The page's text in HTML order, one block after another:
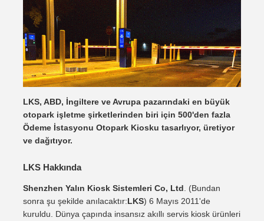
LKS, ABD, İngiltere ve Avrupa pazarındaki en büyük
otopark işletme şirketlerinden biri için 500'den fazla
Ödeme İstasyonu Otopark Kiosku tasarlıyor, üretiyor
ve dağıtıyor.
LKS Hakkında
Shenzhen Yalın Kiosk Sistemleri Co, Ltd . (Bundan
sonra şu şekilde anılacaktır:LKS) 6 Mayıs 2011'de
kuruldu. Dünya çapında insansız akıllı servis kiosk ürünleri